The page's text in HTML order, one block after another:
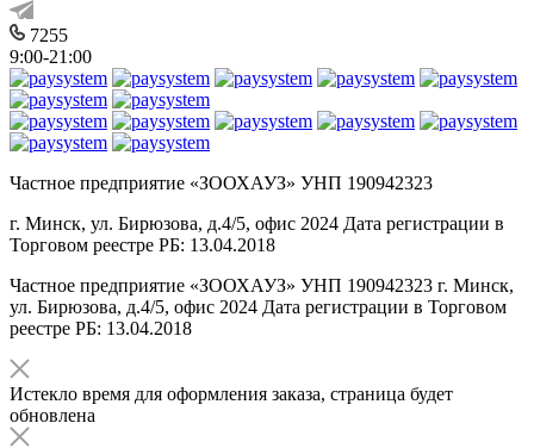
7255
9:00-21:00
Частное предприятие «ЗООХАУЗ» УНП 190942323
г. Минск, ул. Бирюзова, д.4/5, офис 2024 Дата регистрации в
Торговом реестре РБ: 13.04.2018
Частное предприятие «ЗООХАУЗ» УНП 190942323 г. Минск,
ул. Бирюзова, д.4/5, офис 2024 Дата регистрации в Торговом
реестре РБ: 13.04.2018
Истекло время для оформления заказа, страница будет
обновлена